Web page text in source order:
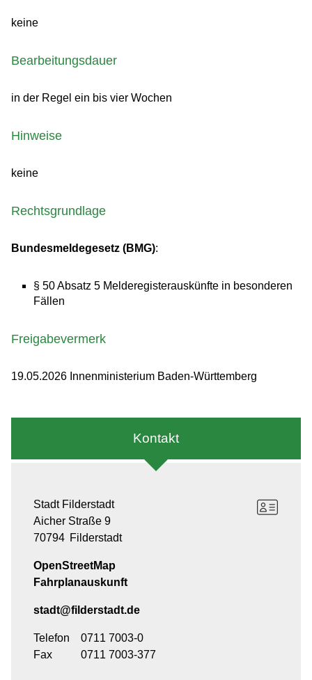
keine
Bearbeitungsdauer
in der Regel ein bis vier Wochen
Hinweise
keine
Rechtsgrundlage
Bundesmeldegesetz (BMG):
§ 50 Absatz 5 Melderegisterauskünfte in besonderen
Fällen
Freigabevermerk
19.05.2026 Innenministerium Baden-Württemberg
Kontakt
Stadt Filderstadt
Aicher Straße 9
70794 Filderstadt
OpenStreetMap
Fahrplanauskunft
stadt@filderstadt.de
Telefon
0711 7003-0
Fax
0711 7003-377